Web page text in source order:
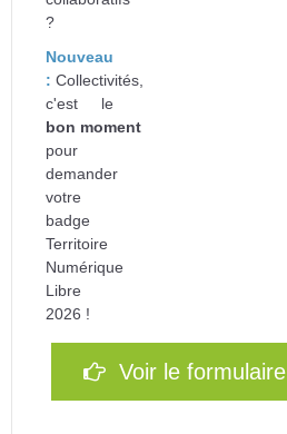
?
Nouveau
: Collectivités,
c'est le
bon moment
pour
demander
votre
badge
Territoire
Numérique
Libre
2026 !
Voir le formulaire